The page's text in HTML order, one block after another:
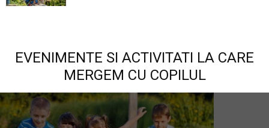
EVENIMENTE SI ACTIVITATI LA CARE
MERGEM CU COPILUL